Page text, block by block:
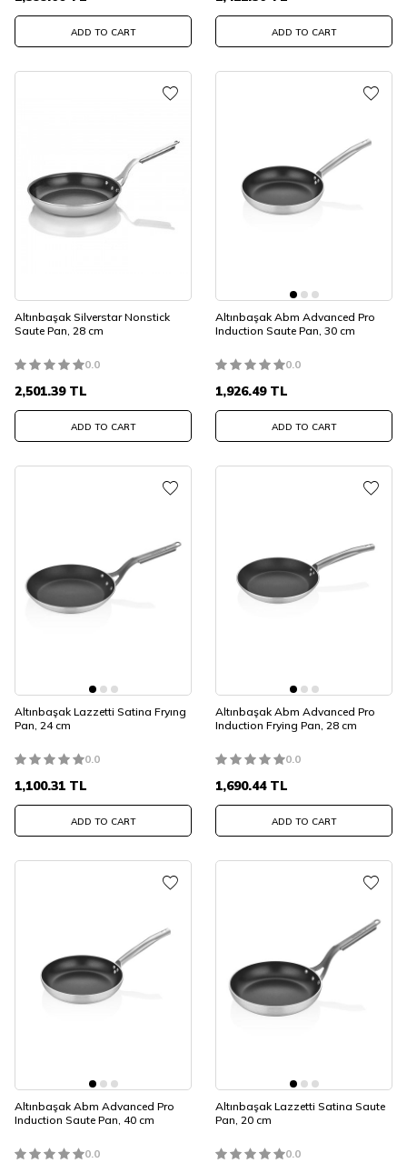
ADD TO CART ADD TO CART
Altınbaşak Silverstar Nonstick
Saute Pan, 28 cm
0.0
2,501.39TL
ADD TO CART
Altınbaşak Abm Advanced Pro
Induction Saute Pan, 30 cm
0.0
1,926.49TL
ADD TO CART
Altınbaşak Lazzetti Satina Fryıng
Pan, 24 cm
0.0
1,100.31 TL
ADD TO CART
Altınbaşak Abm Advanced Pro
Induction Frying Pan, 28 cm
0.0
1,690.44TL
ADD TO CART
Altınbaşak Abm Advanced Pro
Induction Saute Pan, 40 cm
0.0
Altınbaşak Lazzetti Satina Saute
Pan, 20 cm
0.0